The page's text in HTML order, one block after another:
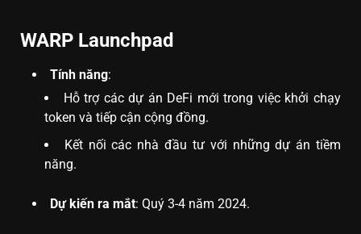
WARP Launchpad
Tính năng:
Hỗ trợ các dự án DeFi mới trong việc khởi chạy
token và tiếp cận cộng đồng.
Kết nối các nhà đầu tư với những dự án tiềm
năng.
Dự kiến ra mắt: Quý 3-4 năm 2024.